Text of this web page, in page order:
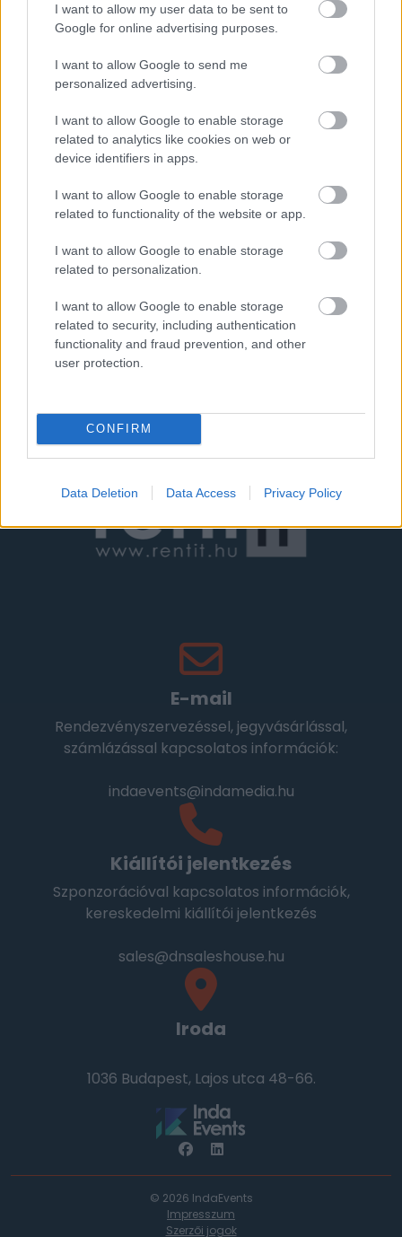
I want to allow my user data to be sent to
Google for online advertising purposes.
I want to allow Google to send me
personalized advertising.
I want to allow Google to enable storage
related to analytics like cookies on web or
device identifiers in apps.
I want to allow Google to enable storage
related to functionality of the website or app.
I want to allow Google to enable storage
related to personalization.
I want to allow Google to enable storage
related to security, including authentication
functionality and fraud prevention, and other
user protection.
CONFIRM
Data Deletion Data Access Privacy Policy
Szakmai partnerek
E-mail
Rendezvényszervezéssel, jegyvásárlással,
számlázással kapcsolatos információk:
indaevents@indamedia.hu
Kiállítói jelentkezés
Szponzorációval kapcsolatos információk,
kereskedelmi kiállítói jelentkezés
sales@dnsaleshouse.hu
Iroda
1036 Budapest, Lajos utca 48-66.
© 2026 IndaEvents
Impresszum
Szerzői jogok